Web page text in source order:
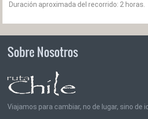
Duración aproximada del recorrido: 2 horas.
Sobre Nosotros
Viajamos para cambiar, no de lugar, sino de